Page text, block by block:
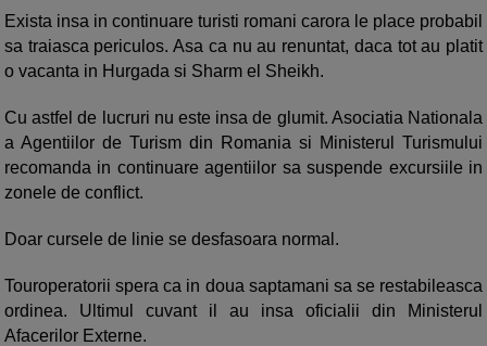
Exista insa in continuare turisti romani carora le place probabil
sa traiasca periculos. Asa ca nu au renuntat, daca tot au platit
o vacanta in Hurgada si Sharm el Sheikh.
Cu astfel de lucruri nu este insa de glumit. Asociatia Nationala
a Agentiilor de Turism din Romania si Ministerul Turismului
recomanda in continuare agentiilor sa suspende excursiile in
zonele de conflict.
Doar cursele de linie se desfasoara normal.
Touroperatorii spera ca in doua saptamani sa se restabileasca
ordinea. Ultimul cuvant il au insa oficialii din Ministerul
Afacerilor Externe.